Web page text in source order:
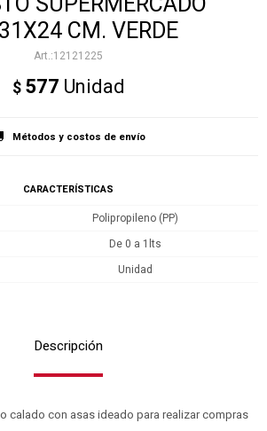
CM. VERDE
12121225
$ 577 Unidad
Métodos y costos de envío
CARACTERÍSTICAS
Polipropileno (PP)
De 0 a 1lts
Unidad
Descripción
calado con asas ideado para realizar compras